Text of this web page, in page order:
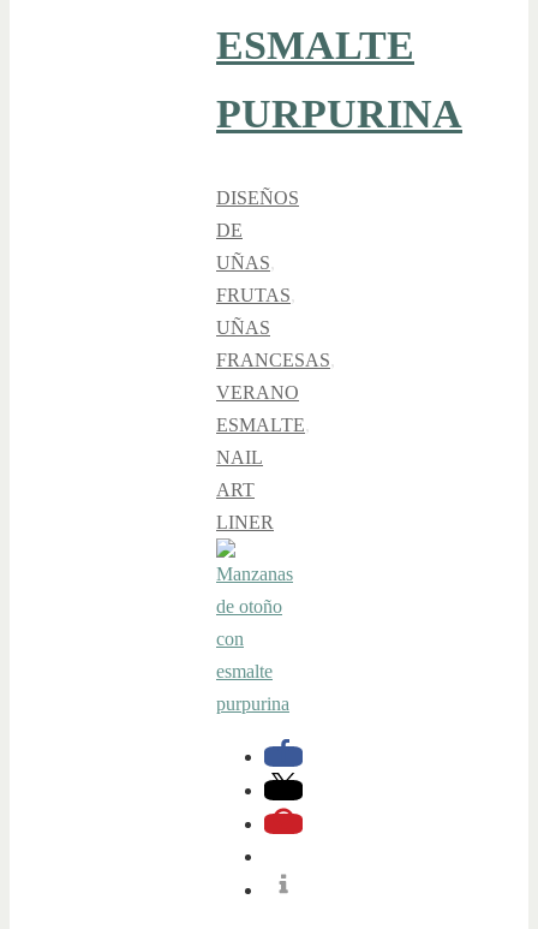
ESMALTE
PURPURINA
DISEÑOS
DE
UÑAS,
FRUTAS,
UÑAS
FRANCESAS,
VERANO
ESMALTE,
NAIL
ART
LINER